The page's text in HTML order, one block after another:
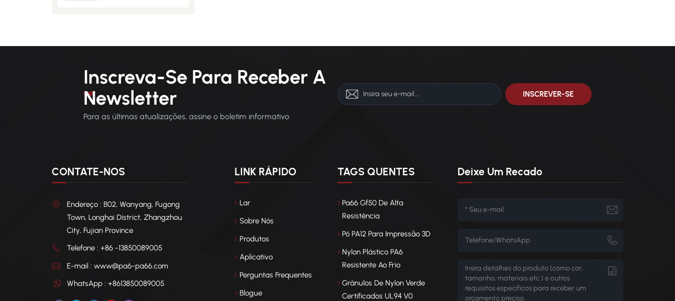
Inscreva-Se Para Receber A
Newsletter
Para as últimas atualizações, assine o boletim informativo
CONTATE-NOS
Endereço : B02, Wanyang, Fugong
Town, Longhai District, Zhangzhou
City, Fujian Province
Telefone : +86 -13850089005
E-mail : www@pa6-pa66.com
WhatsApp : +8613850089005
LINK RÁPIDO
Lar
Sobre Nós
Produtos
Aplicativo
Perguntas Frequentes
Blogue
TAGS QUENTES
Pa66 Gf50 De Alta
Resistência
Pó PA12 Para Impressão 3D
Nylon Plástico PA6
Resistente Ao Frio
Grânulos De Nylon Verde
Certificados UL94 V0
Deixe Um Recado